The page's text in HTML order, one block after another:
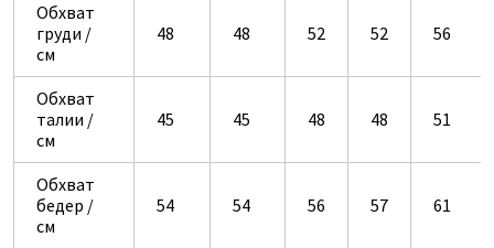
Обхват
груди /
см
48 48 52 52 56
Обхват
талии /
см
45 45 48 48 51
Обхват
бедер /
см
54 54 56 57 61